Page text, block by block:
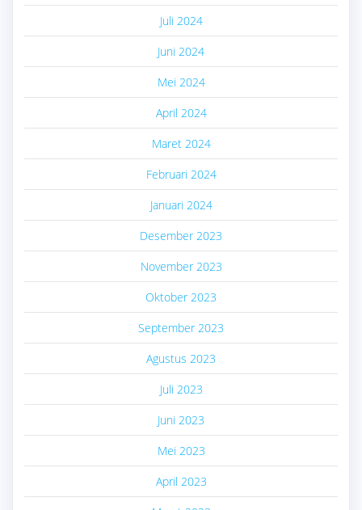
Juli 2024
Juni 2024
Mei 2024
April 2024
Maret 2024
Februari 2024
Januari 2024
Desember 2023
November 2023
Oktober 2023
September 2023
Agustus 2023
Juli 2023
Juni 2023
Mei 2023
April 2023